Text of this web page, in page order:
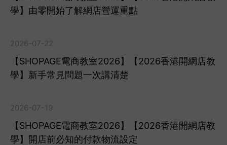
學】由零開始了解網店營運重點
2026-07-22
【SHOPAGE電商教室2026】【2026香港開網店教
學】新手常見問題一次講清楚
2026-07-19
【SHOPAGE電商教室2026】【2026香港開網店教
學】開店前必知的付款物流設定